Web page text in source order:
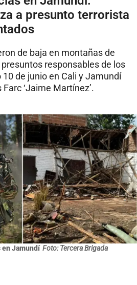
a presunto terrorista
de baja en montañas de
responsables de los
de junio en Cali y Jamundí
‘Jaime Martínez’.
en Jamundí Foto: Tercera Brigada